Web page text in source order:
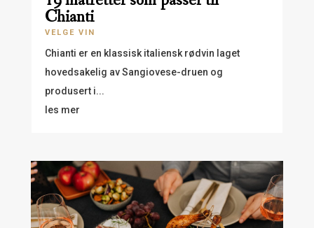
Chianti
VELGE VIN
Chianti er en klassisk italiensk rødvin laget
hovedsakelig av Sangiovese-druen og
produsert i...
les mer